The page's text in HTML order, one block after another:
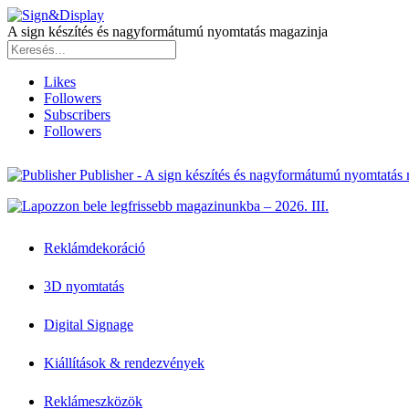
A sign készítés és nagyformátumú nyomtatás magazinja
Likes
Followers
Subscribers
Followers
Publisher - A sign készítés és nagyformátumú nyomtatás
Reklámdekoráció
3D nyomtatás
Digital Signage
Kiállítások & rendezvények
Reklámeszközök